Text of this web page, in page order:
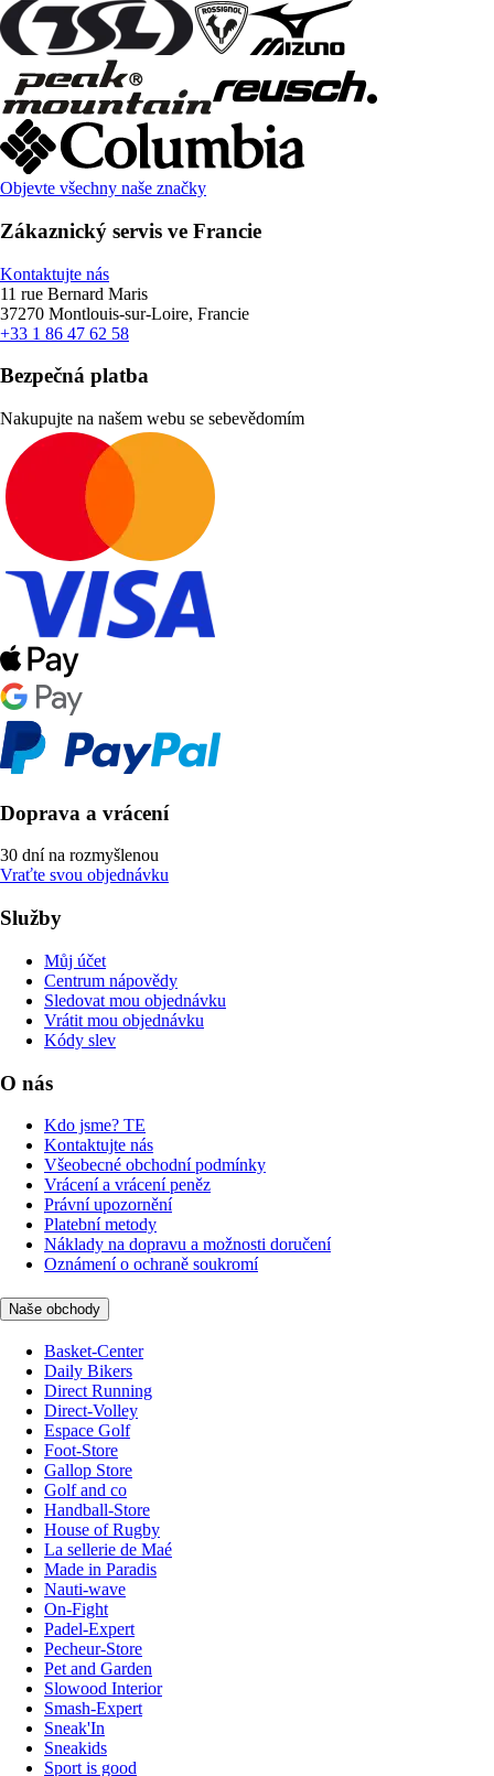
Objevte všechny naše značky
Zákaznický servis ve Francie
Kontaktujte nás
11 rue Bernard Maris
37270 Montlouis-sur-Loire, Francie
+33 1 86 47 62 58
Bezpečná platba
Nakupujte na našem webu se sebevědomím
Doprava a vrácení
30 dní na rozmyšlenou
Vraťte svou objednávku
Služby
Můj účet
Centrum nápovědy
Sledovat mou objednávku
Vrátit mou objednávku
Kódy slev
O nás
Kdo jsme? TE
Kontaktujte nás
Všeobecné obchodní podmínky
Vrácení a vrácení peněz
Právní upozornění
Platební metody
Náklady na dopravu a možnosti doručení
Oznámení o ochraně soukromí
Naše obchody
Basket-Center
Daily Bikers
Direct Running
Direct-Volley
Espace Golf
Foot-Store
Gallop Store
Golf and co
Handball-Store
House of Rugby
La sellerie de Maé
Made in Paradis
Nauti-wave
On-Fight
Padel-Expert
Pecheur-Store
Pet and Garden
Slowood Interior
Smash-Expert
Sneak'In
Sneakids
Sport is good